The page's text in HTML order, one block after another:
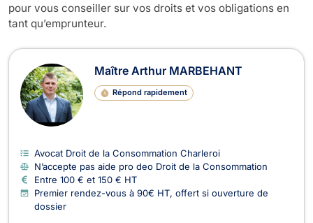
pour vous conseiller sur vos droits et vos obligations en
tant qu’emprunteur.
Avocats en Droit de la
Maître Arthur MARBEHANT
Répond rapidement
Avocat Droit de la Consommation Charleroi
N’accepte pas aide pro deo Droit de la Consommation
Entre 100 € et 150 € HT
Premier rendez-vous à 90€ HT, offert si ouverture de
dossier